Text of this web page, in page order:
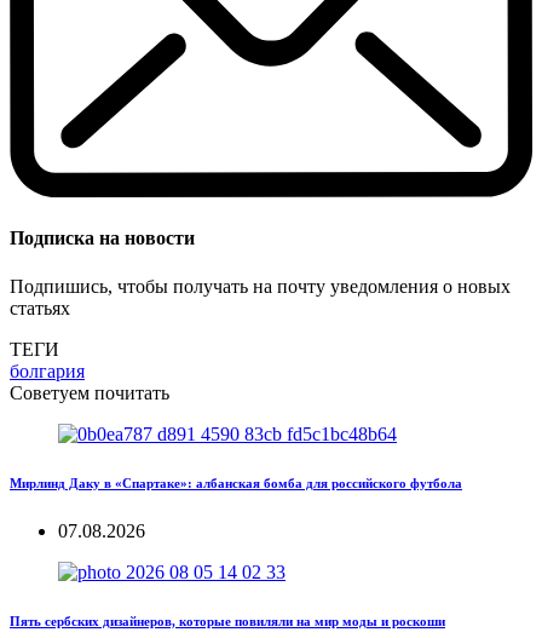
Подписка на новости
Подпишись, чтобы получать на почту уведомления о новых
статьях
ТЕГИ
болгария
Советуем почитать
Мирлинд Даку в «Спартаке»: албанская бомба для российского футбола
07.08.2026
Пять сербских дизайнеров, которые повиляли на мир моды и роскоши